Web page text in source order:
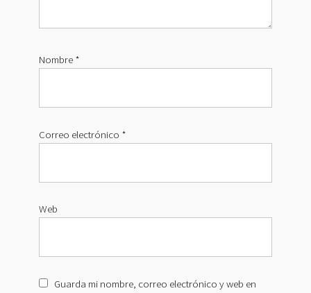
Nombre *
Correo electrónico *
Web
Guarda mi nombre, correo electrónico y web en